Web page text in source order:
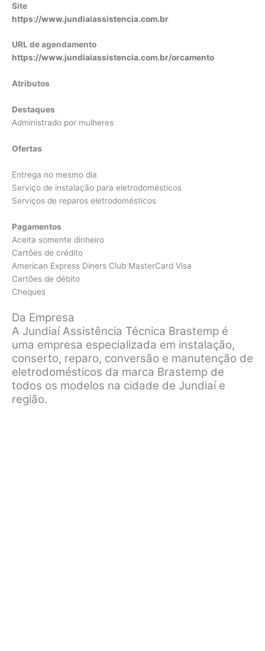
Site
https://www.jundiaiassistencia.com.br
URL de agendamento
https://www.jundiaiassistencia.com.br/orcamento
Atributos
Destaques
Administrado por mulheres
Ofertas
Entrega no mesmo dia
Serviço de instalação para eletrodomésticos
Serviços de reparos eletrodomésticos
Pagamentos
Aceita somente dinheiro
Cartões de crédito
American Express Diners Club MasterCard Visa
Cartões de débito
Cheques
Da Empresa
A Jundiaí Assistência Técnica Brastemp é
uma empresa especializada em instalação,
conserto, reparo, conversão e manutenção de
eletrodomésticos da marca Brastemp de
todos os modelos na cidade de Jundiaí e
região.